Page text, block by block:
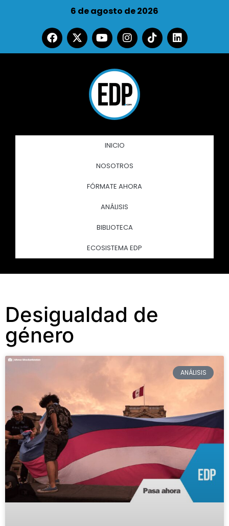
6 de agosto de 2026
INICIO
NOSOTROS
FÓRMATE AHORA
ANÁLISIS
BIBLIOTECA
ECOSISTEMA EDP
Desigualdad de
género
ANÁLISIS